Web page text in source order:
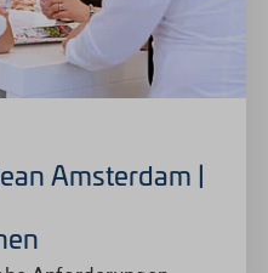
Amsterdam |